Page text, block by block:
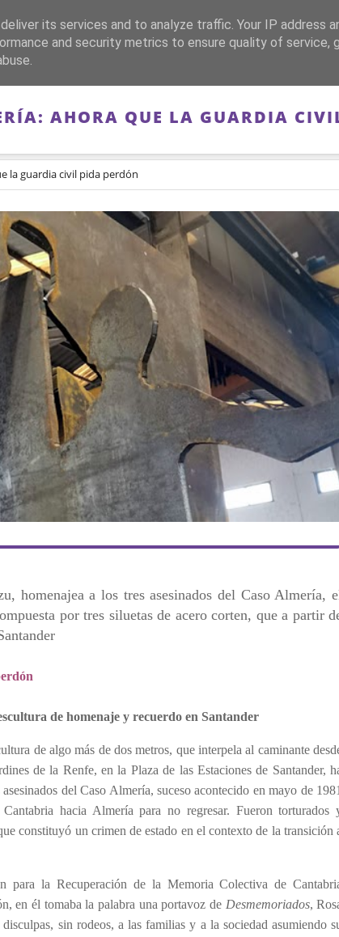
FRANQUISMO GUERRA DE ESPAÑA
AHORA QUE LA GUARDIA
la guardia civil pida perdón
homenajea a los tres asesinados del Caso Almería,
por tres siluetas de acero corten, que a partir
de homenaje y recuerdo en Santander
de algo más de dos metros, que interpela al caminante
de la Renfe, en la Plaza de las Estaciones de Santander,
del Caso Almería, suceso acontecido en mayo de 1981
hacia Almería para no regresar. Fueron torturados
constituyó un crimen de estado en el contexto de la transición
para la Recuperación de la Memoria Colectiva de
en él tomaba la palabra una portavoz deDesmemoriados,
sin rodeos, a las familias y a la sociedad asumiendo
its services and to analyze traffic. Your IP address
and security metrics to ensure quality of service,